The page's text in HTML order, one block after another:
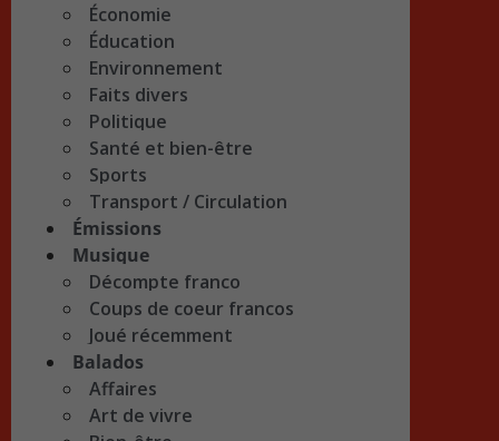
Économie
Éducation
Environnement
Faits divers
Politique
Santé et bien-être
Sports
Transport / Circulation
Émissions
Musique
Décompte franco
Coups de coeur francos
Joué récemment
Balados
Affaires
Art de vivre